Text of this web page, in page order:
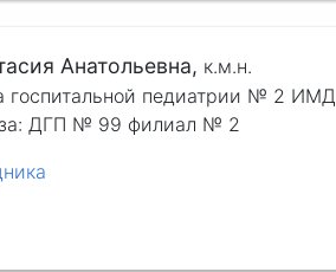
Анатольевна, к.м.н.
госпитальной педиатрии № 2 ИМД
ДГП № 99 филиал № 2